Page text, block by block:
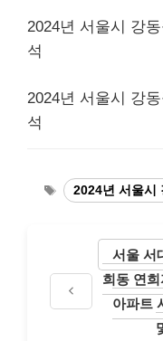
2024년 서울시 강
석
2024년 서울시 강
석
Tags
2024년 서울시
서울 서
희동 연
아파트